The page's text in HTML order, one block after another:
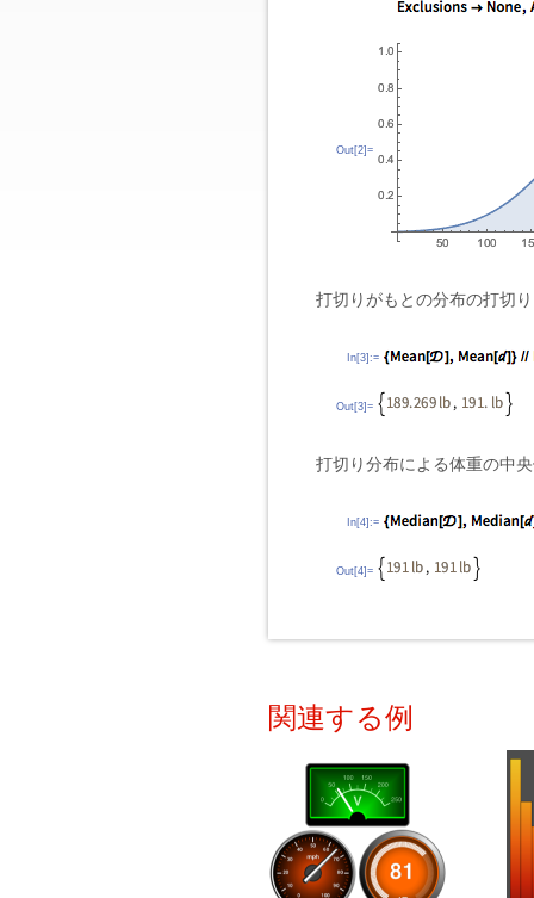
Out[2]=
打切りがもとの分布の打切
In[3]:=
Out[3]=
打切り分布による体重の中
In[4]:=
Out[4]=
関連する例